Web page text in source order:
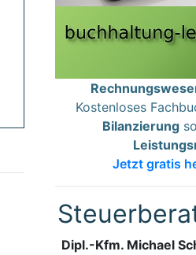
Kostenloses
Bilanzierung
Jetzt gratis
Dipl.-Kfm. Michael